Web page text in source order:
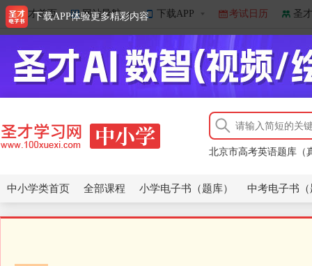
圣才首页 网站导航 下载APP 考试日历 圣
北京市高考英语题库（
【新人教版】高中英语
北京市高考英语题库（
中小学类首页 全部课程 小学电子书（题库） 中考电子书
下载APP体验更多精彩内容